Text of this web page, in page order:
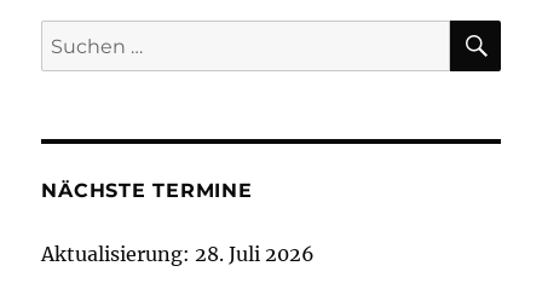
Suchen
nach:
NÄCHSTE TERMINE
Aktualisierung: 28. Juli 2026